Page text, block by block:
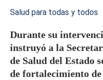
Salud para todas y todos
Durante su
instruyó a la
de Salud del Estado
de fortalecimiento